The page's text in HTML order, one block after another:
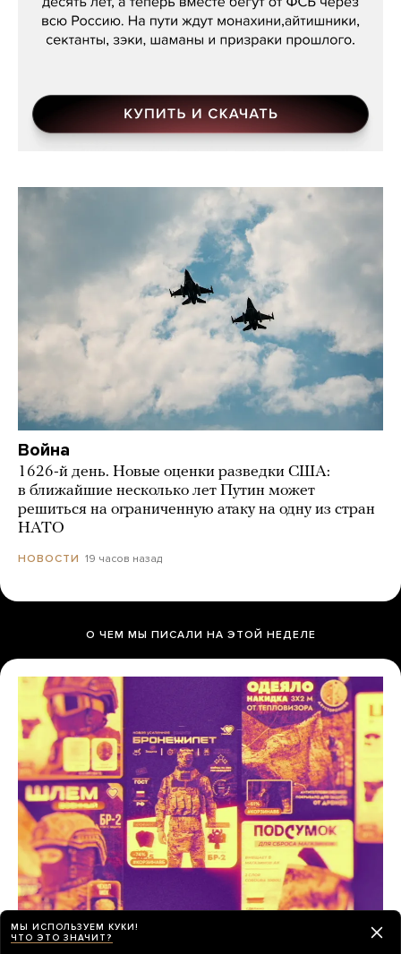
Война
1626-й день. Новые оценки разведки США:
в ближайшие несколько лет Путин может
решиться на ограниченную атаку на одну из стран
НАТО
НОВОСТИ 19 часов назад
О ЧЕМ МЫ ПИСАЛИ НА ЭТОЙ НЕДЕЛЕ
Украина утверждает, что Wildberries
МЫ ИСПОЛЬЗУЕМ КУКИ!
ЧТО ЭТО ЗНАЧИТ?